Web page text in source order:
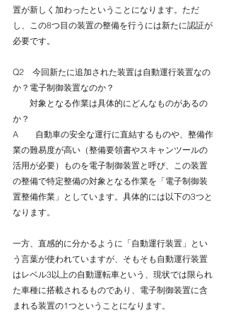
置が新しく加わったということになります。ただ
し、この8つ目の装置の整備を行うには新たに認証が
必要です。
Q2　今回新たに追加された装置は自動運行装置なの
か？電子制御装置なのか？
対象となる作業は具体的にどんなものがあるの
か？
A　　自動車の安全な運行に直結するものや、整備作
業の難易度が高い（整備要領書やスキャンツールの
活用が必要）ものを電子制御装置と呼び、この装置
の整備で特定整備の対象となる作業を「電子制御装
置整備作業」としています。具体的には以下の3つと
なります。
一方、直感的に分かるように「自動運行装置」とい
う言葉が使われていますが、そもそも自動運行装置
はレベル3以上の自動運転車という、現状では限られ
た車種に搭載されるものであり、電子制御装置に含
まれる装置の1つということになります。